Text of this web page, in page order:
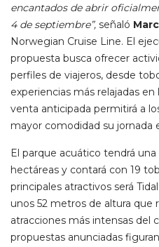
encantados de abrir
4 de septiembre”, señaló
Norwegian Cruise Line. El
propuesta busca ofrecer
perfiles de viajeros, desde
experiencias más relajadas
venta anticipada permitirá a
mayor comodidad su jornada
El parque acuático tendrá
hectáreas y contará con 19
principales atractivos será
unos 52 metros de altura que
atracciones más intensas del
propuestas anunciadas